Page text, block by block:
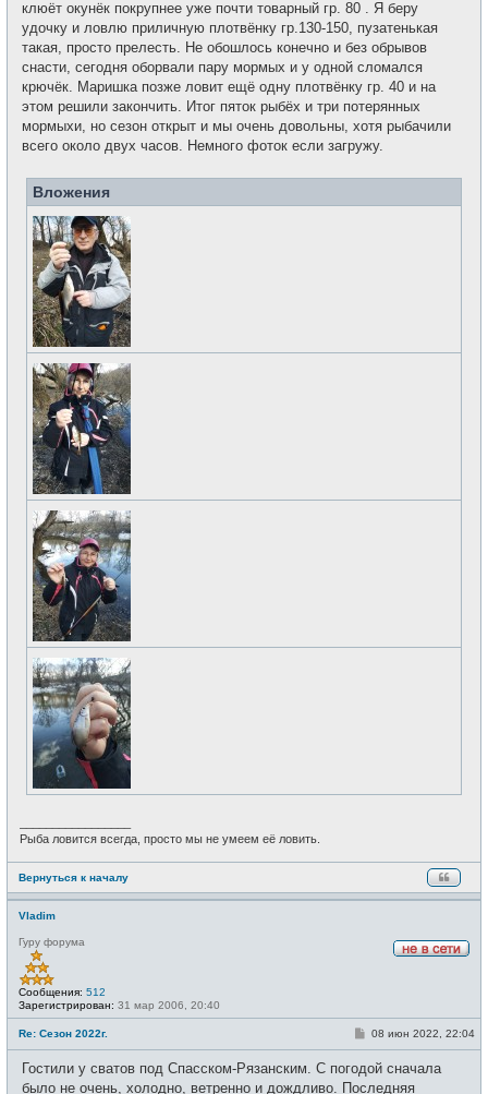
клюёт окунёк покрупнее уже почти товарный гр. 80 . Я беру
удочку и ловлю приличную плотвёнку гр.130-150, пузатенькая
такая, просто прелесть. Не обошлось конечно и без обрывов
снасти, сегодня оборвали пару мормых и у одной сломался
крючёк. Маришка позже ловит ещё одну плотвёнку гр. 40 и на
этом решили закончить. Итог пяток рыбёх и три потерянных
мормыхи, но сезон открыт и мы очень довольны, хотя рыбачили
всего около двух часов. Немного фоток если загружу.
Вложения
Рыба ловится всегда, просто мы не умеем её ловить.
Вернуться к началу
Vladim
е
т
Гуру форума
Сообщения: 512
Зарегистрирован: 31 мар 2006, 20:40
Re: Сезон 2022г.
С
б
щ
08 июн 2022, 22:04
Гостили у сватов под Спасском-Рязанским. С погодой сначала
было не очень, холодно, ветренно и дождливо. Последняя